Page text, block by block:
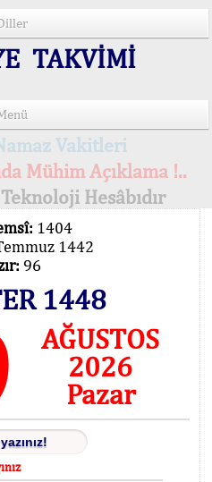
TAKVİMİ
Vakitleri
Mühim Açıklama !..
Hesâbıdır
1404
1442
96
1448
AĞUSTOS
2026
Pazar